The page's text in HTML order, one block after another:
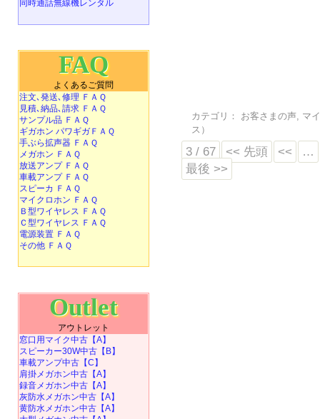
カテゴリ： お客さまの声, マ
ス）
3 / 67 << 先頭 <<
…
最後 >>
同時通話無線機レンタル
FAQ
よくあるご質問
注文､発送､修理 ＦＡＱ
見積､納品､請求 ＦＡＱ
サンプル品 ＦＡＱ
ギガホン パワギガＦＡＱ
手ぶら拡声器 ＦＡＱ
メガホン ＦＡＱ
放送アンプ ＦＡＱ
車載アンプ ＦＡＱ
スピーカ ＦＡＱ
マイクロホン ＦＡＱ
Ｂ型ワイヤレス ＦＡＱ
Ｃ型ワイヤレス ＦＡＱ
電源装置 ＦＡＱ
その他 ＦＡＱ
Outlet
アウトレット
窓口用マイク中古【A】
スピーカー30W中古【B】
車載アンプ中古【C】
肩掛メガホン中古【A】
録音メガホン中古【A】
灰防水メガホン中古【A】
黄防水メガホン中古【A】